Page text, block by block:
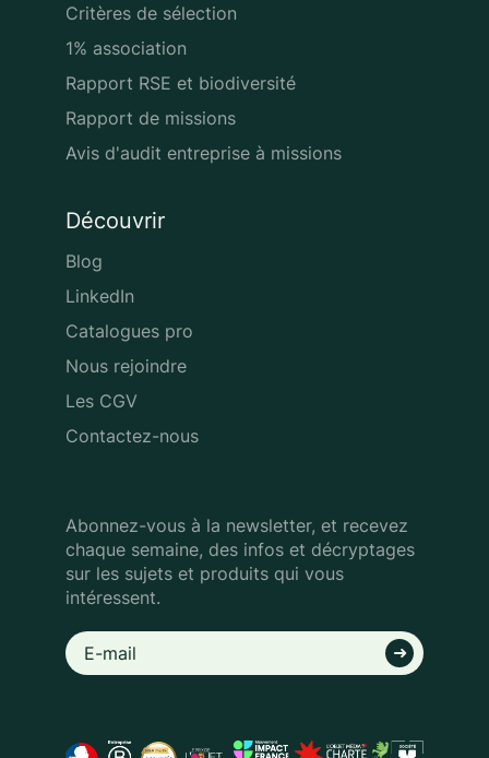
Critères de sélection
1% association
Rapport RSE et biodiversité
Rapport de missions
Avis d'audit entreprise à missions
Découvrir
Blog
LinkedIn
Catalogues pro
Nous rejoindre
Les CGV
Contactez-nous
Abonnez-vous à la newsletter, et recevez
chaque semaine, des infos et décryptages
sur les sujets et produits qui vous
intéressent.